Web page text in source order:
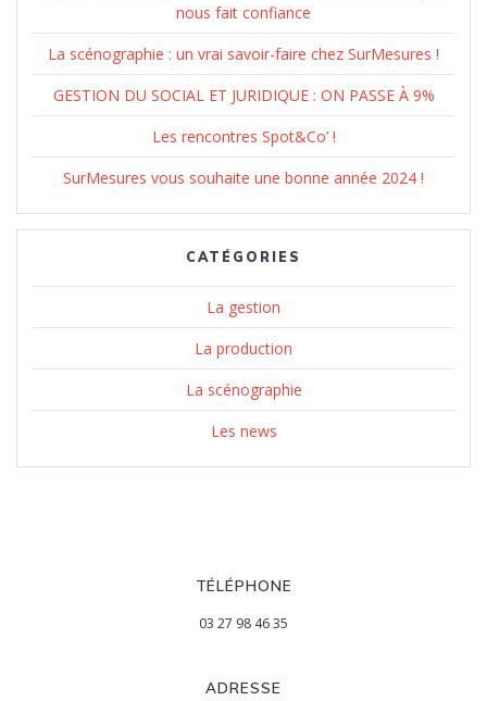
nous fait confiance
La scénographie : un vrai savoir-faire chez SurMesures !
GESTION DU SOCIAL ET JURIDIQUE : ON PASSE À 9%
Les rencontres Spot&Co’ !
SurMesures vous souhaite une bonne année 2024 !
CATÉGORIES
La gestion
La production
La scénographie
Les news
TÉLÉPHONE
03 27 98 46 35
ADRESSE